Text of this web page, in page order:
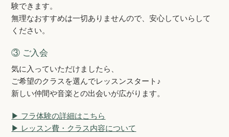
験できます。
無理なおすすめは一切ありませんので、安心していらして
ください。
③ ご入会
気に入っていただけましたら、
ご希望のクラスを選んでレッスンスタート♪
新しい仲間や音楽との出会いが広がります。
▶ フラ体験の詳細はこちら
▶ レッスン費・クラス内容について